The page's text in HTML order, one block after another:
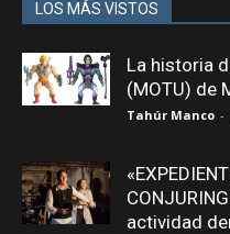
LOS MÁS VISTOS
La historia
(MOTU) de
Tahúr Manco -
actividad